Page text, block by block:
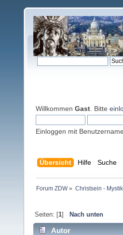
Willkommen Gast . Bitte
Einloggen mit
Übersicht Hilfe Suche
Forum ZDW» Christsein -
Seiten: [1] Nach unten
Autor